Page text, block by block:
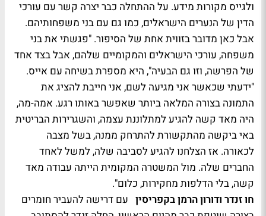
ולגייס מקורות מידע. על ההתחלה כבר יצרה קשר עם עורכי
הדין של הנערים הישראלים, כמו גם עם בני משפחותיהם.
אבל כאן מדובר בזווית אחת של הסיפור. "פגשתי את בני
משפחה, עורכי הישראלים והמקומיים שלהם, אבל בצד אחד
של הפרשה, וזו גם הבעיה", היא מספרת בשיחה עם אייס.
"ידעתי שכאשר אני מגיעה לשם, אני חייבת להציג את
התמונה בצורה המלאה ביותר שאפשר באותו רגע. אמה-מה,
היה מאד קשה להגיע למתלוננת עצמה, והשגרירות הבריטית
באי ביקשה מהתקשורת להתרחק ממנה, בשל מצבה
לכאורה. אז הצלחנו להגיע לסביבה שלה, למשל לאחד
החברים שלה. מול המשטרה המקומית הייתה עבודה מאד
קשה, בלי הדלפות מחקירות, כלום".
חו זנדר ודורון הרמן בקפריסין עם דרישה להעביר חומרים